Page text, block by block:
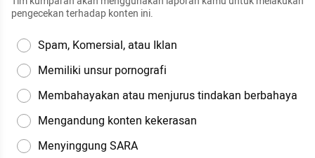
pengecekan terhadap konten ini.
Spam, Komersial, atau Iklan
Memiliki unsur pornografi
Membahayakan atau menjurus tindakan berbahaya
Mengandung konten kekerasan
Menyinggung SARA